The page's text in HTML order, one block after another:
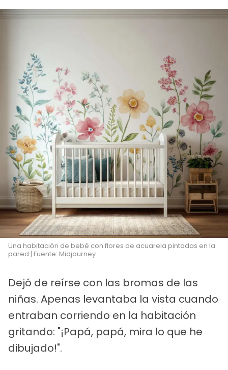
Una habitación de bebé con flores de acuarela pintadas en la
pared | Fuente: Midjourney
Dejó de reírse con las bromas de las
niñas. Apenas levantaba la vista cuando
entraban corriendo en la habitación
gritando: "¡Papá, papá, mira lo que he
dibujado!".